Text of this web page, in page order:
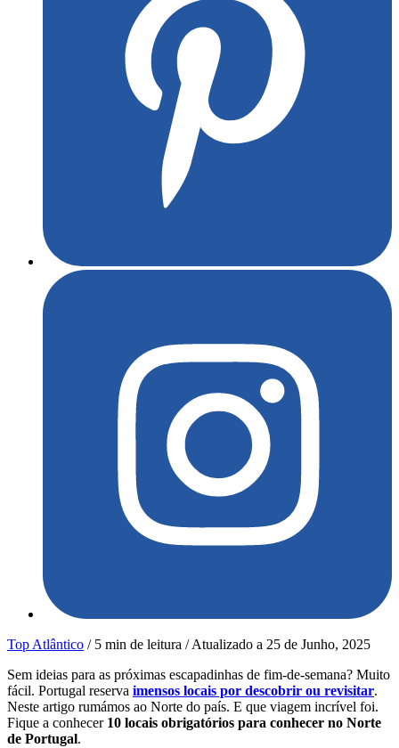
Top Atlântico / 5 min de leitura /Atualizado a 25 de Junho, 2025
Sem ideias para as próximas escapadinhas de fim-de-semana? Muito
fácil. Portugal reserva imensos locais por descobrir ou revisitar.
Neste artigo rumámos ao Norte do país. E que viagem incrível foi.
Fique a conhecer 10 locais obrigatórios para conhecer no Norte
de Portugal.